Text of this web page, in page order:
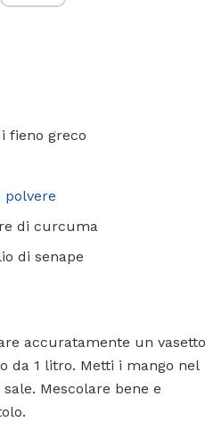
fieno greco
polvere
di curcuma
di senape
accuratamente un vasetto
da 1 litro. Metti i mango nel
Mescolare bene e